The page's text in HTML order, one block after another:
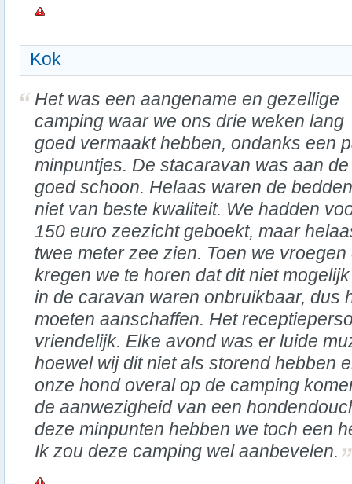
Kok
Het was een aangename en gezellige
camping waar we ons drie weken lang
goed vermaakt hebben, ondanks een
minpuntjes. De stacaravan was aan
goed schoon. Helaas waren de
niet van beste kwaliteit. We hadden
150 euro zeezicht geboekt, maar
twee meter zee zien. Toen we
kregen we te horen dat dit niet
in de caravan waren onbruikbaar, dus
moeten aanschaffen. Het
vriendelijk. Elke avond was er luide
hoewel wij dit niet als storend hebben
onze hond overal op de camping
de aanwezigheid van een
deze minpunten hebben we toch een
Ik zou deze camping wel aanbevelen.